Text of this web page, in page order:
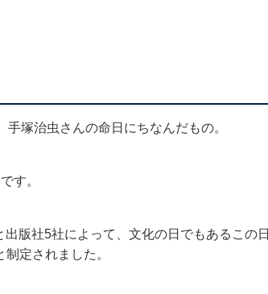
塚治虫さんの命日にちなんだもの。
す。
版社5社によって、文化の日でもあるこの日
定されました。